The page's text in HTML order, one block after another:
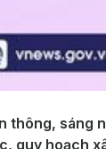
thông, sáng
quy hoạch